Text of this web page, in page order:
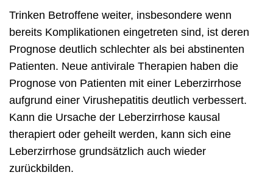
Trinken Betroffene weiter, insbesondere wenn
bereits Komplikationen eingetreten sind, ist deren
Prognose deutlich schlechter als bei abstinenten
Patienten. Neue antivirale Therapien haben die
Prognose von Patienten mit einer Leberzirrhose
aufgrund einer Virushepatitis deutlich verbessert.
Kann die Ursache der Leberzirrhose kausal
therapiert oder geheilt werden, kann sich eine
Leberzirrhose grundsätzlich auch wieder
zurückbilden.